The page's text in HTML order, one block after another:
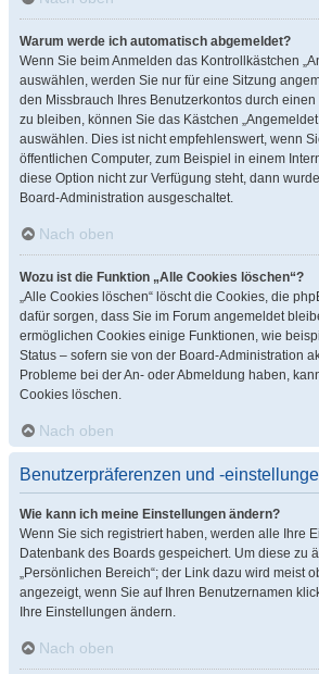
Warum werde ich automatisch abgemeldet?
Wenn Sie beim Anmelden das Kontrollkästchen
auswählen, werden Sie nur für eine Sitzung
den Missbrauch Ihres Benutzerkontos durch
zu bleiben, können Sie das Kästchen
auswählen. Dies ist nicht empfehlenswert, wenn
öffentlichen Computer, zum Beispiel in einem
diese Option nicht zur Verfügung steht, dann
Board-Administration ausgeschaltet.
Nach oben
Wozu ist die Funktion „Alle Cookies löschen“?
„Alle Cookies löschen“ löscht die Cookies, die
dafür sorgen, dass Sie im Forum angemeldet
ermöglichen Cookies einige Funktionen, wie
Status – sofern sie von der Board-Administration
Probleme bei der An- oder Abmeldung haben,
Cookies löschen.
Nach oben
Benutzerpräferenzen und -
Wie kann ich meine Einstellungen ändern?
Wenn Sie sich registriert haben, werden alle Ihre
Datenbank des Boards gespeichert. Um diese zu
„Persönlichen Bereich“; der Link dazu wird meist
angezeigt, wenn Sie auf Ihren Benutzernamen
Ihre Einstellungen ändern.
Nach oben